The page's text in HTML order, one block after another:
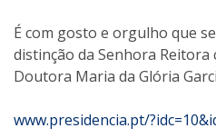
É com gosto e orgulho que
distinção da Senhora Reitora
Doutora Maria da Glória
www.presidencia.pt/